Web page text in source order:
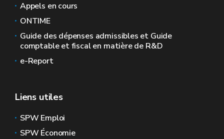
Appels en cours
ONTIME
Guide des dépenses admissibles et Guide
comptable et fiscal en matière de R&D
e-Report
Liens utiles
SPW Emploi
SPW Économie